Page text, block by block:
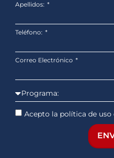
Apellidos:
Teléfono:
Correo Electrónico
Acepto la política de uso